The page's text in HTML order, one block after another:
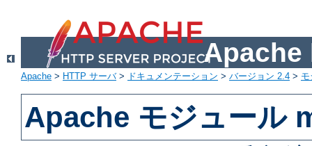
Apache
Apache > HTTP サーバ> ドキュメンテーション > バージョン 2.4 >
Apache モジュール